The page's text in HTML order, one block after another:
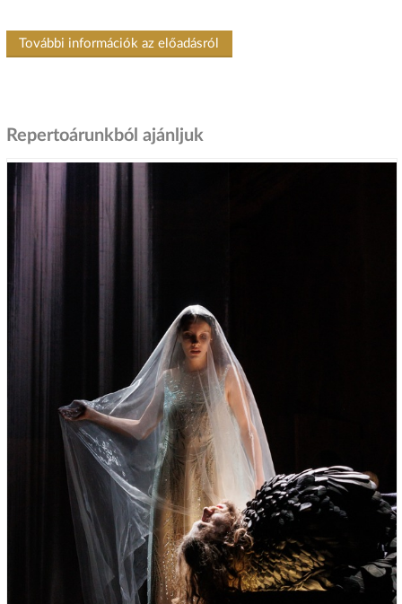
További információk az előadásról
Repertoárunkból ajánljuk